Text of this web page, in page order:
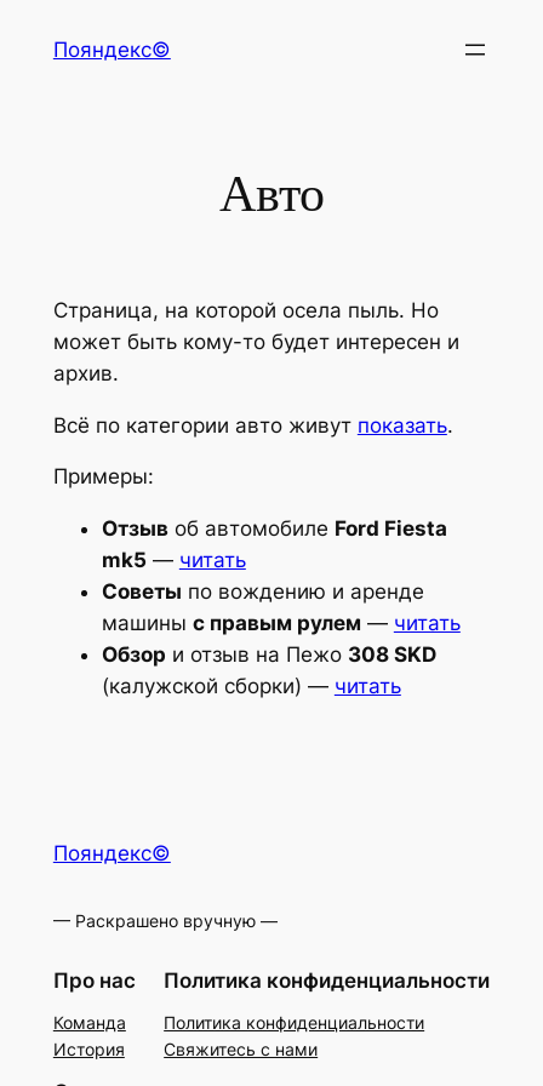
Пояндекс©
Авто
Страница, на которой осела пыль. Но
может быть кому-то будет интересен и
архив.
Всё по категории авто живут показать.
Примеры:
Отзывоб автомобиле Ford Fiesta
mk5 — читать
Советы по вождению и аренде
машины с правым рулем — читать
Обзор и отзыв на Пежо 308 SKD
(калужской сборки) — читать
Пояндекс©
— Раскрашено вручную —
Про нас
Команда
История
Политика конфиденциальности
Политика конфиденциальности
Свяжитесь с нами